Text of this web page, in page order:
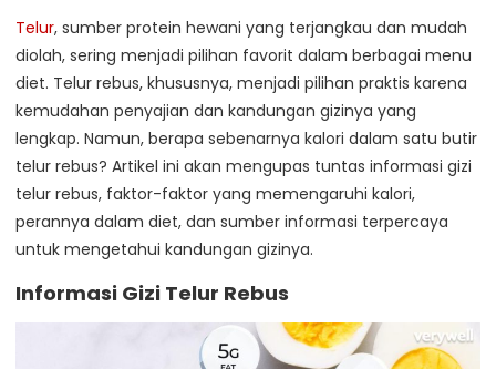
Telur, sumber protein hewani yang terjangkau dan mudah
diolah, sering menjadi pilihan favorit dalam berbagai menu
diet. Telur rebus, khususnya, menjadi pilihan praktis karena
kemudahan penyajian dan kandungan gizinya yang
lengkap. Namun, berapa sebenarnya kalori dalam satu butir
telur rebus? Artikel ini akan mengupas tuntas informasi gizi
telur rebus, faktor-faktor yang memengaruhi kalori,
perannya dalam diet, dan sumber informasi terpercaya
untuk mengetahui kandungan gizinya.
Informasi Gizi Telur Rebus